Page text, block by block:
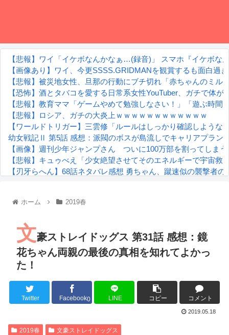
【悲報】ワイ「イケボなんかなぁ…(録音)」 スマホ『イケボ
【画像あり】ワイ、今更SSSS.GRIDMANを観賞するも面白過
【悲報】被災地女性、旦那の行動にブチ切れ「赤ちゃんのミ
【恐怖】酒とタバコを愛する日常系女性YouTuber、ガチで体が
【悲報】教育ママ「ゲームやめて勉強しなさい！」「遊ぶ時
【悲報】ロシア、ガチの大炎上ｗｗｗｗｗｗｗｗｗｗｗｗ
【ワールドトリガー】三雲修「ルールはしっかり確認しよう
幼女戦記Ⅱ 第5話 感想：派閥のボスが島流しでキャリアプラン
【画像】週刊少年ジャンプさん ついに100万部を割ってしま
【悲報】キュゥべえ「少女絶望させてそのエネルギーで宇宙
【刃牙らへん】68話ネタバレ感想 勇ちゃん、蹴速似の襲撃者
『進撃の巨人』で一番面白いところってｗｗｗｗｗ
るろうに剣心 -明治剣客浪漫譚- 京都動乱 第33話の感想
同盟、帝国、フェザーン。生まれるなら何処がいいか問題！
Powered by livedoor 相互RSS
ホーム 2019春
文豪ストレイドッグス 第31話 感想：鏡
花ちゃん両親の最後の真相を知れてよかっ
た！
Twitter Facebook0 LINE コピー コメント
2019.05.18
2019春 文豪ストレイドッグス